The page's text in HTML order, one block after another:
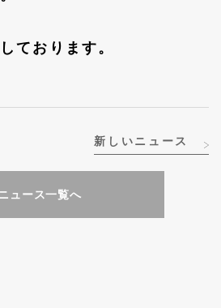
ております。
ュース一覧へ
新しいニュース